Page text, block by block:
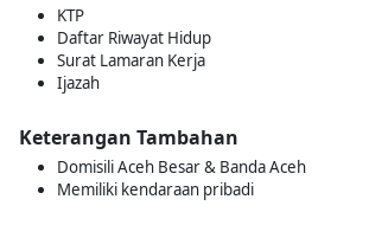
KTP
Daftar Riwayat Hidup
Surat Lamaran Kerja
Ijazah
Keterangan Tambahan
Domisili Aceh Besar & Banda Aceh
Memiliki kendaraan pribadi